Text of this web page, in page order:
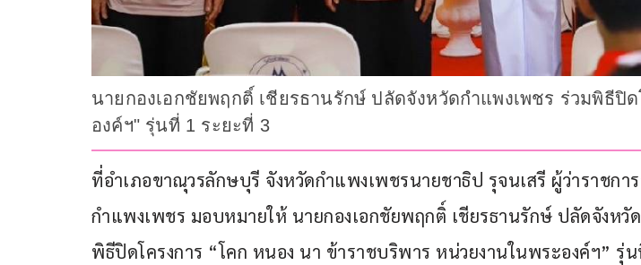
นายกองเอกชัยพฤกติ์ เชียรธานรักษ์ ปลัดจังหวัดกำแพงเพชร ร่วมพิธี
องค์ฯ" รุ่นที่ 1 ระยะที่ 3
ที่อำเภอขาณุวรลักษบุรี จังหวัดกำแพงเพชรนายชาธิป รุจนเสรี ผู้ว่าราชกา
กำแพงเพชร มอบหมายให้ นายกองเอกชัยพฤกติ์ เชียรธานรักษ์ ปลัดจังหวั
พิธีปิดโครงการ “โคก หนอง นา ข้าราชบริพาร หน่วยงานในพระองค์ฯ” รุ่